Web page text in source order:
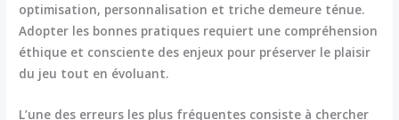
optimisation, personnalisation et triche demeure ténue.
Adopter les bonnes pratiques requiert une compréhension
éthique et consciente des enjeux pour préserver le plaisir
du jeu tout en évoluant.
L’une des erreurs les plus fréquentes consiste à chercher